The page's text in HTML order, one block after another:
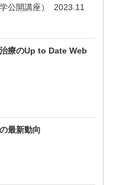
公開講座） 2023.11
療のUp to Date Web
最新動向